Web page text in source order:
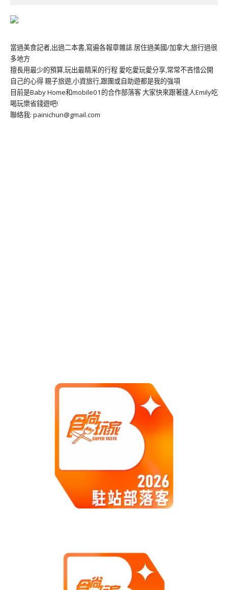
當過美食記者,出過二本書,寫遍各報章雜誌 居住過美國/加拿大,旅行過很
多地方
擅長用最少的預算,玩出最精采的行程 愛吃愛玩愛分享,常常不吝惜公開
自己的心得 親子旅遊,小資旅行,跟團或自助遊都是我的強項
目前是Baby Home和mobile01的合作部落客 大家快來跟著達人Emily吃
喝玩樂省錢遊吧!
聯絡我: painichun@gmail.com